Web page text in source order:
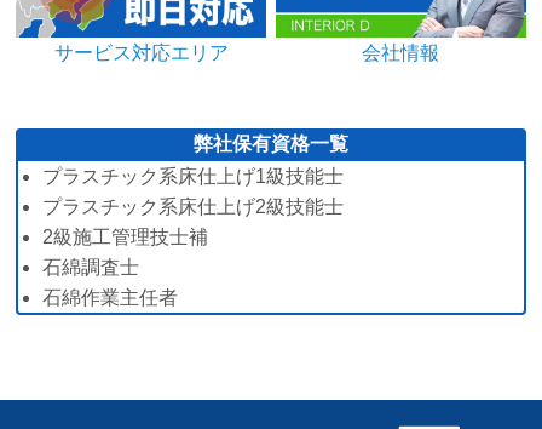
サービス対応エリア 会社情報
弊社保有資格一覧
プラスチック系床仕上げ1級技能士
プラスチック系床仕上げ2級技能士
2級施工管理技士補
石綿調査士
石綿作業主任者